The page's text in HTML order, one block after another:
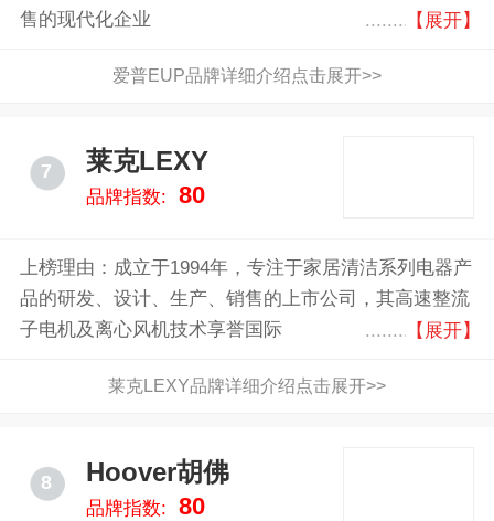
售的现代化企业
【展开】
爱普EUP品牌详细介绍点击展开>>
7 莱克LEXY
品牌指数: 80
上榜理由：成立于1994年，专注于家居清洁系列电器产
品的研发、设计、生产、销售的上市公司，其高速整流
子电机及离心风机技术享誉国际
【展开】
莱克LEXY品牌详细介绍点击展开>>
8 Hoover胡佛
品牌指数: 80